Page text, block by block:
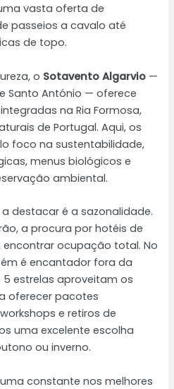
vasta oferta de
passeios a cavalo até
de topo.
o Sotavento Algarvio —
Santo António — oferece
na Ria Formosa,
de Portugal. Aqui, os
foco na sustentabilidade,
menus biológicos e
ambiental.
destacar é a sazonalidade.
a procura por hotéis de
encontrar ocupação total. No
é encantador fora da
estrelas aproveitam os
oferecer pacotes
e retiros de
uma excelente escolha
ou inverno.
constante nos melhores